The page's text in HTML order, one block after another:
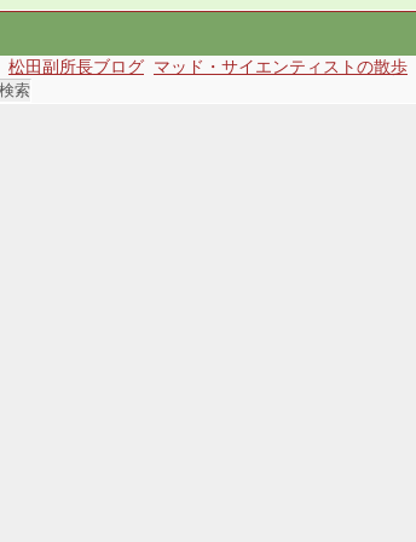
松田副所長ブログ マッド・サイエンティストの散歩